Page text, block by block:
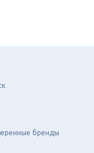
бренды